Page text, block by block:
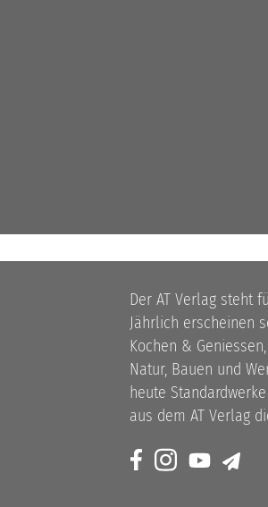
Der AT Verlag steht
Jährlich erscheinen
Kochen &
Natur, Bauen und
heute
aus dem AT Verlag